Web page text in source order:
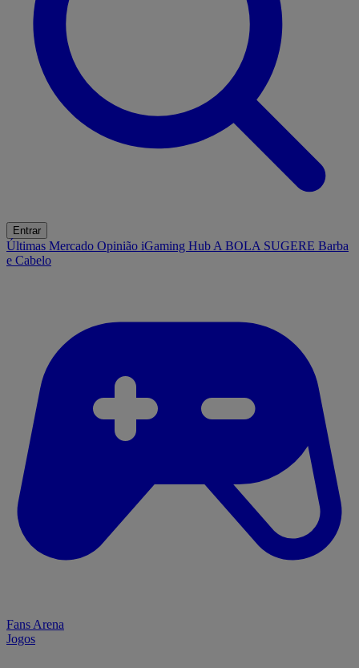
Entrar
Últimas Mercado Opinião iGaming Hub A BOLA SUGERE Barba
e Cabelo
Fans Arena
Jogos